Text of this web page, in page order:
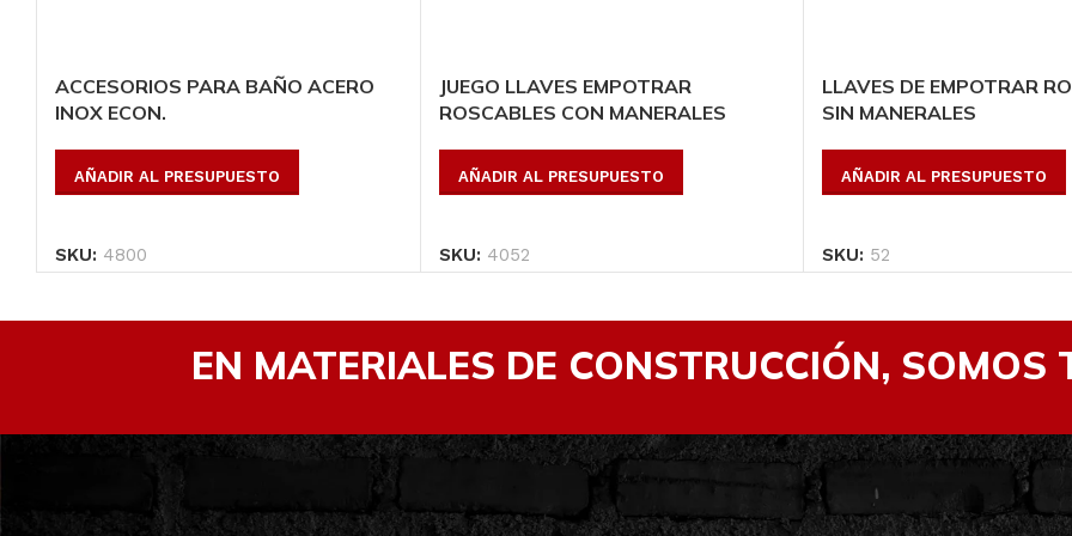
ACCESORIOS PARA BAÑO ACERO
INOX ECON.
AÑADIR AL PRESUPUESTO
SKU: 4800
JUEGO LLAVES EMPOTRAR
ROSCABLES CON MANERALES
AÑADIR AL PRESUPUESTO
SKU: 4052
LLAVES DE EMPOTRAR
SIN MANERALES
AÑADIR AL PRESUPUESTO
SKU: 52
EN MATERIALES DE CONSTRUCCIÓN, SOMOS